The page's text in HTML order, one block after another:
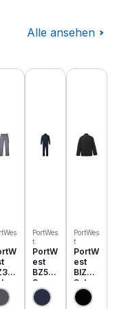
Alle ansehen
PortWes
t
PortW
est
BZ52
3
Bizwe
ld
PortWes
t
PortW
est
BIZ2
Schw
eisser
Jacke